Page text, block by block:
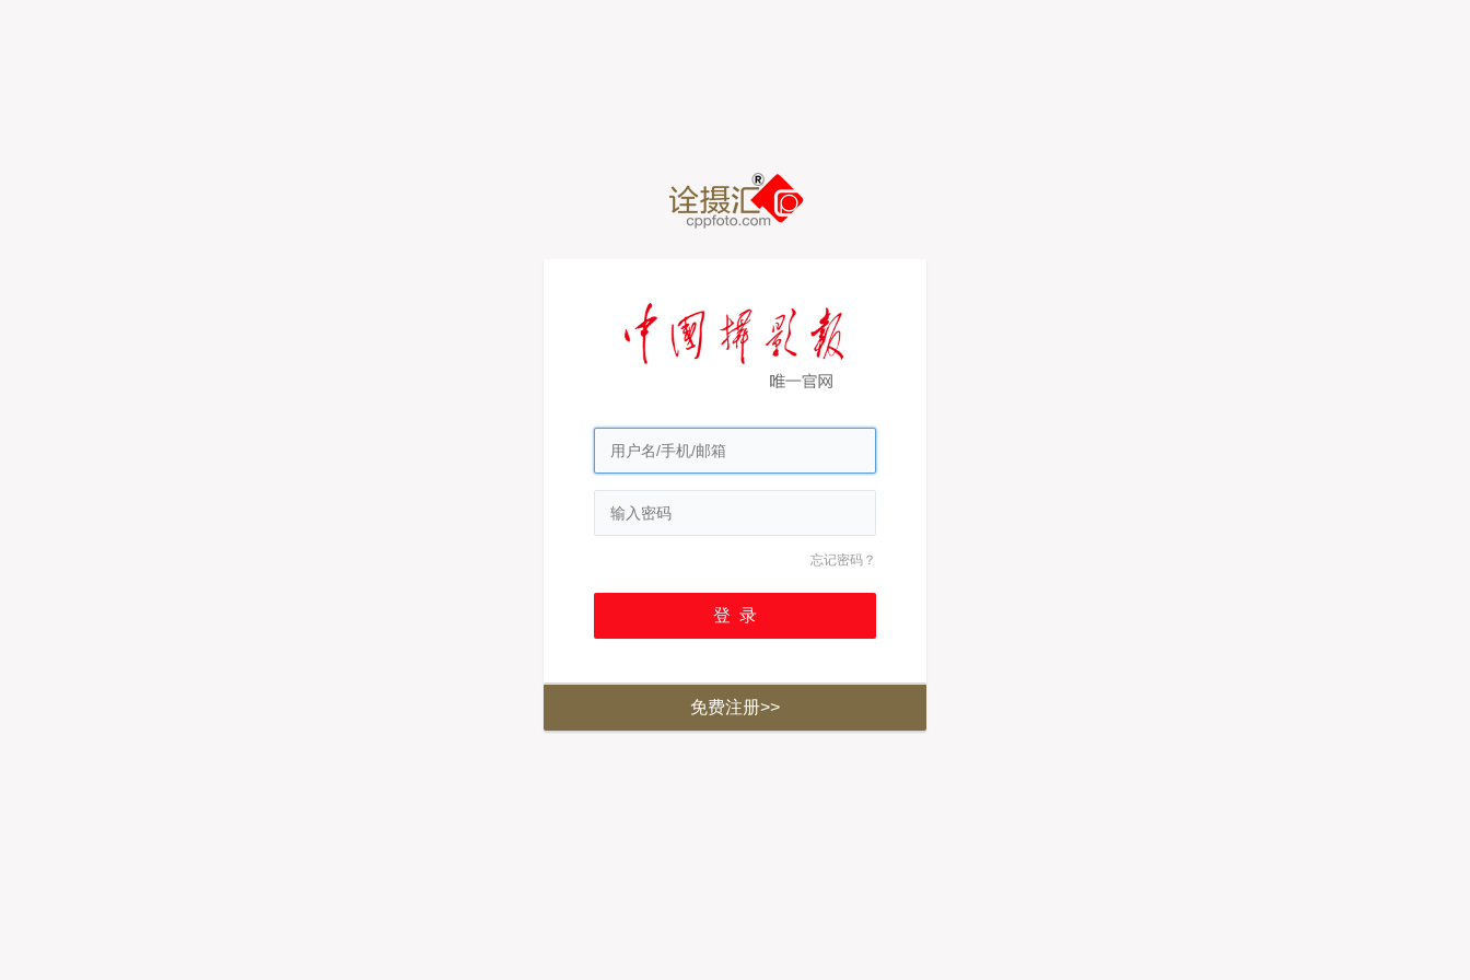
忘记密码？
免费注册>>